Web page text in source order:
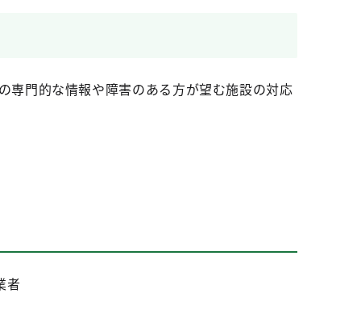
専門的な情報や障害のある方が望む施設の対応
者